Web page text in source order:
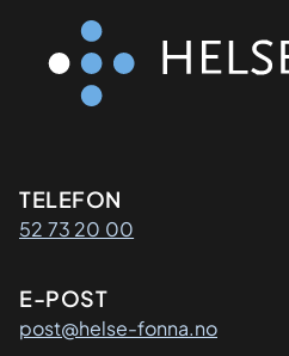
TELEFON
52 73 20 00
E-POST
post@helse-fonna.no